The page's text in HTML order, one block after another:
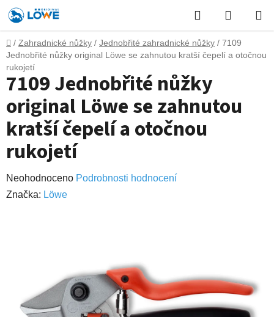
Přejít
na
obsah
Hledat
KOŠÍK
Domů
/ Zahradnické nůžky / Jednobřité zahradnické nůžky / 7109
Jednobřité nůžky original Löwe se zahnutou kratší čepelí a otočnou
rukojetí
7109 Jednobřité nůžky
original Löwe se zahnutou
kratší čepelí a otočnou
rukojetí
Průměrné
hodnocení
hvězdiček.
Neohodnoceno Podrobnosti hodnocení
Značka: Lӧwe